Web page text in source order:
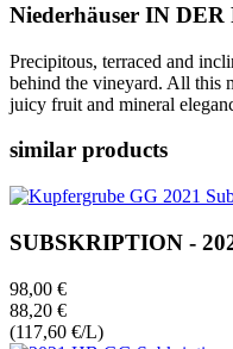
Niederhäuser IN
Precipitous, terraced and
behind the vineyard. All this
juicy fruit and mineral
similar products
SUBSKRIPTION -
98,00 €
88,20 €
(117,60 €/L)